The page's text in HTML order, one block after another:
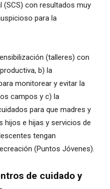
(SCS) con resultados muy
para la
(talleres) con
b) la
monitorear y evitar la
campos y c) la
para que madres y
hijos e hijas y servicios de
tengan
(Puntos Jóvenes).
de cuidado y